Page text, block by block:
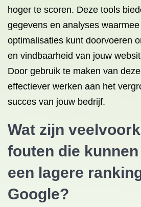
hoger te scoren. Deze tools
gegevens en analyses
optimalisaties kunt doorvoeren
en vindbaarheid van jouw
Door gebruik te maken van
effectiever werken aan het
succes van jouw bedrijf.
Wat zijn
fouten die
een lagere
Google?